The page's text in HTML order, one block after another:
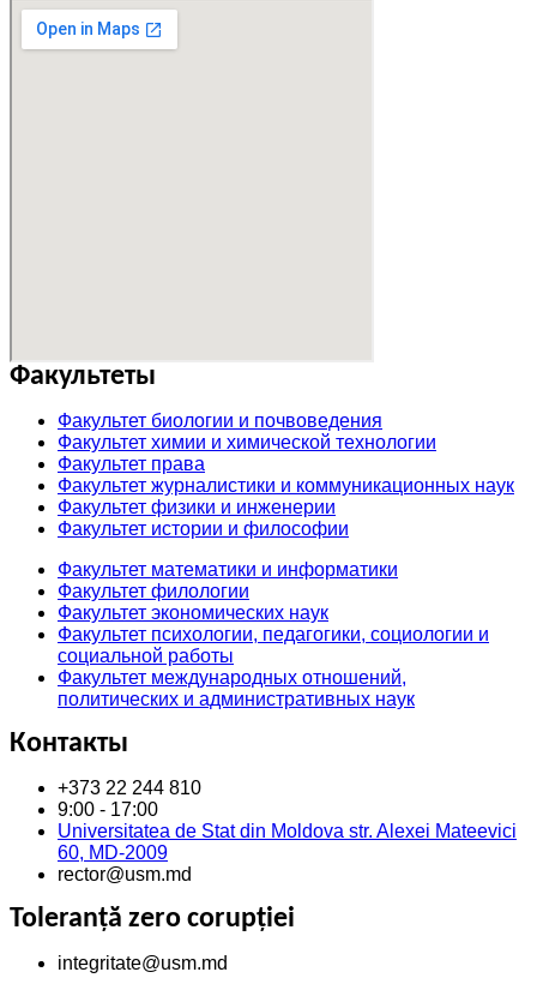
Факультеты
Факультет биологии и почвоведения
Факультет химии и химической технологии
Факультет права
Факультет журналистики и коммуникационных наук
Факультет физики и инженерии
Факультет истории и философии
Факультет математики и информатики
Факультет филологии
Факультет экономических наук
Факультет психологии, педагогики, социологии и
социальной работы
Факультет международных отношений,
политических и административных наук
Контакты
+373 22 244 810
9:00 - 17:00
Universitatea de Stat din Moldova str. Alexei Mateevici
60, MD-2009
rector@usm.md
Toleranță zero corupției
integritate@usm.md